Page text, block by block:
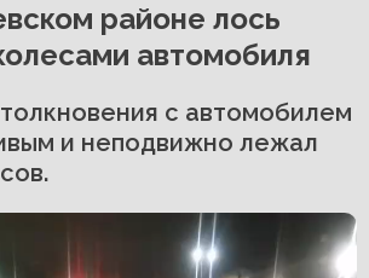
районе лось
автомобиля
с автомобилем
и неподвижно лежал